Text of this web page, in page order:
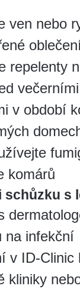
ven nebo
repelenty
večerními
v období
komárů
schůzku s
na infekční
v ID-Clinic
kliniky